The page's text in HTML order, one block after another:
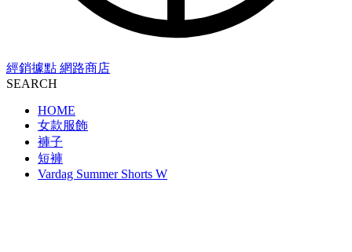
經銷據點 網路商店
SEARCH
HOME
女款服飾
褲子
短褲
Vardag Summer Shorts W